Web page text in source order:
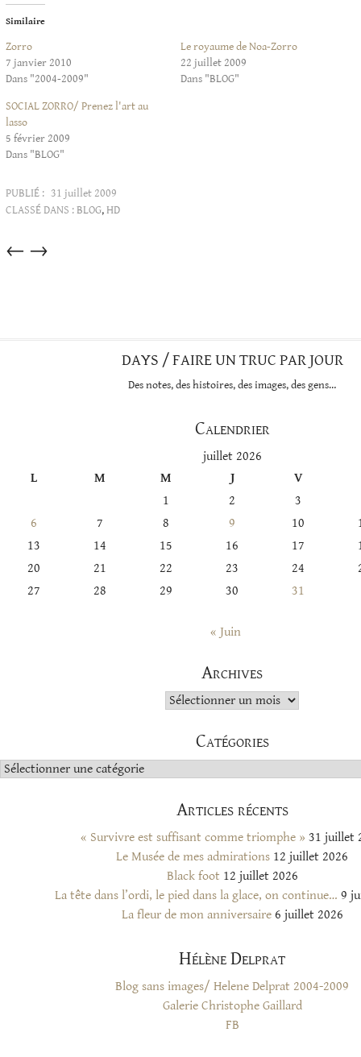
Similaire
Zorro
7 janvier 2010
Dans "2004-2009"
Le royaume de Noa-Zorro
22 juillet 2009
Dans "BLOG"
SOCIAL ZORRO/ Prenez l'art au
lasso
5 février 2009
Dans "BLOG"
PUBLIÉ : 31 juillet 2009
CLASSÉ DANS :BLOG,HD
Articles
→
←
DAYS / FAIRE UN TRUC PAR JOUR
Des notes, des histoires, des images, des gens…
Calendrier
juillet 2026
L
M M J
V
1
2
3
6
7 8 9 10
13
14 15 16 17
20
21 22 23 24
27
28 29 30 31
« Juin
Archives
Archives
Catégories
Catégories
Articles récents
« Survivre est suffisant comme triomphe » 31 juillet
Le Musée de mes admirations 12 juillet 2026
Black foot 12 juillet 2026
La tête dans l’ordi, le pied dans la glace, on continue… 9
La fleur de mon anniversaire 6 juillet 2026
Hélène Delprat
Blog sans images/ Helene Delprat 2004-2009
Galerie Christophe Gaillard
FB